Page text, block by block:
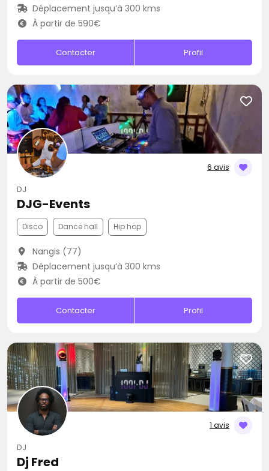
Déplacement jusqu’à 300 kms
À partir de 590€
Contacter Profil
6 avis
DJ
DJG-Events
Disco Dance hall Hip hop
Nangis (77)
Déplacement jusqu’à 300 kms
À partir de 500€
Contacter Profil
1 avis
DJ
Dj Fred